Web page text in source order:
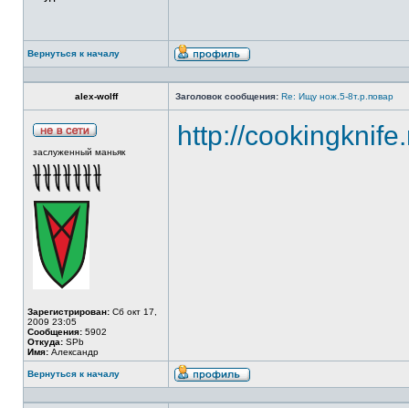
Вернуться к началу
alex-wolff Заголовок сообщения: Re: Ищу нож.5-8т.р.повар
заслуженный маньяк
Зарегистрирован: Сб окт 17,
2009 23:05
Сообщения: 5902
Откуда: SPb
Имя: Александр
http://
Вернуться к началу